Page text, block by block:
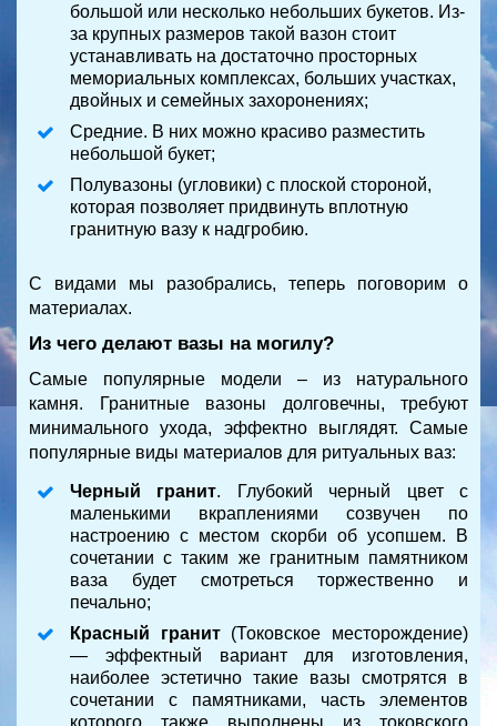
большой или несколько небольших букетов. Из-
за крупных размеров такой вазон стоит
устанавливать на достаточно просторных
мемориальных комплексах, больших участках,
двойных и семейных захоронениях;
Средние. В них можно красиво разместить
небольшой букет;
Полувазоны (угловики) с плоской стороной,
которая позволяет придвинуть вплотную
гранитную вазу к надгробию.
С видами мы разобрались, теперь поговорим о
материалах.
Из чего делают вазы на могилу?
Самые популярные модели – из натурального
камня. Гранитные вазоны долговечны, требуют
минимального ухода, эффектно выглядят. Самые
популярные виды материалов для ритуальных ваз:
Черный гранит. Глубокий черный цвет с
маленькими вкраплениями созвучен по
настроению с местом скорби об усопшем. В
сочетании с таким же гранитным памятником
ваза будет смотреться торжественно и
печально;
Красный гранит(Токовское месторождение)
— эффектный вариант для изготовления,
наиболее эстетично такие вазы смотрятся в
сочетании с памятниками, часть элементов
которого также выполнены из токовского